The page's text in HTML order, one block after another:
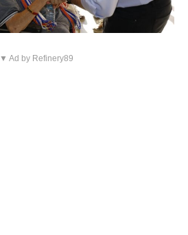
▼ Ad by Refinery89